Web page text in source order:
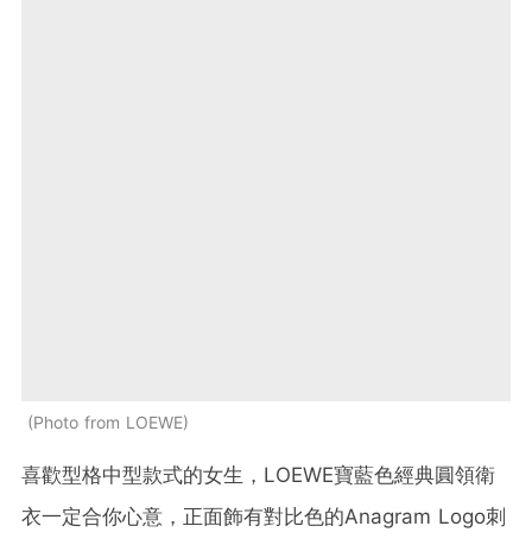
Photo from LOEWE
喜歡型格中型款式的女生，LOEWE寶藍色經典圓領衛
衣一定合你心意，正面飾有對比色的Anagram Logo刺